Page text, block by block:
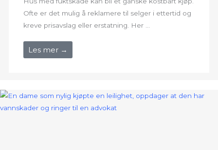
Ofte er det mulig å reklamere til selger i ettertid og
kreve prisavslag eller erstatning. Her ...
Les mer →